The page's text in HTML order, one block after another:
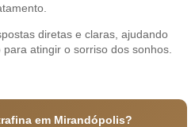
diretas e claras, ajudando
atingir o sorriso dos sonhos.
em Mirandópolis?